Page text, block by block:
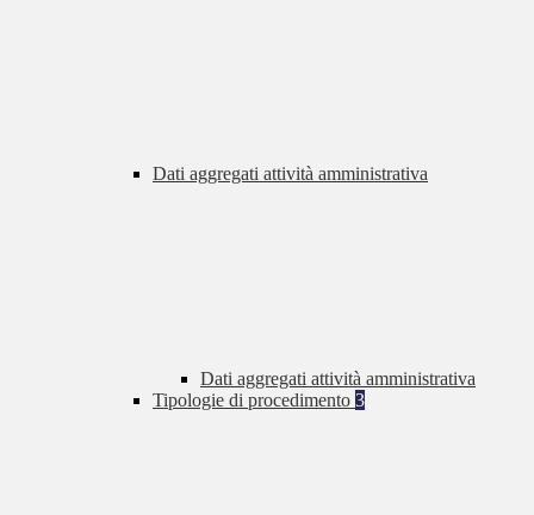
Dati aggregati attività amministrativa
Dati aggregati attività amministrativa
Tipologie di procedimento 3